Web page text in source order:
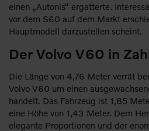
einen „Autonis“ ergatterte.
vor dem S60 auf dem Markt
Hauptmodell darzustellen scheint.
Der Volvo V60 in
Die Länge von 4,76 Meter verrät
Volvo V60 um einen
handelt. Das Fahrzeug ist 1,85
eine Höhe von 1,43 Meter. Dem
elegante Proportionen und der